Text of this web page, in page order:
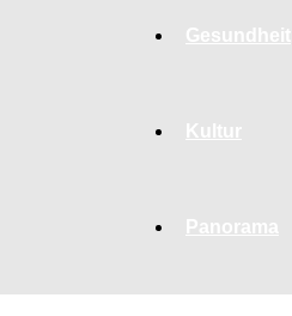
Gesundheit
Kultur
Panorama